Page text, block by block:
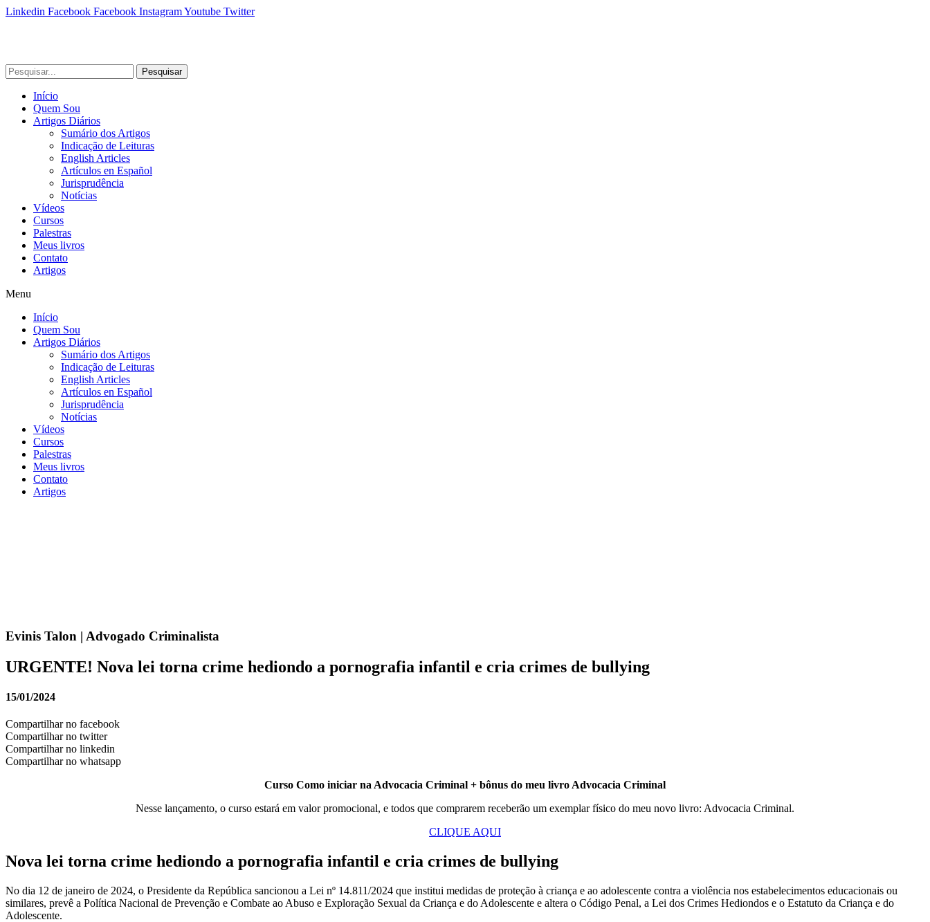
Linkedin Facebook Facebook InstagramYoutube Twitter
Pesquisar
Início
Quem Sou
Artigos Diários
Sumário dos Artigos
Indicação de Leituras
English Articles
Artículos en Español
Jurisprudência
Notícias
Vídeos
Cursos
Palestras
Meus livros
Contato
Artigos
Menu
Início
Quem Sou
Artigos Diários
Sumário dos Artigos
Indicação de Leituras
English Articles
Artículos en Español
Jurisprudência
Notícias
Vídeos
Cursos
Palestras
Meus livros
Contato
Artigos
Evinis Talon | Advogado Criminalista
URGENTE! Nova lei torna crime hediondo a pornografia infantil e cria crimes de bullying
15/01/2024
Compartilhar no facebook
Compartilhar no twitter
Compartilhar no linkedin
Compartilhar no whatsapp
Curso Como iniciar na Advocacia Criminal + bônus do meu livro Advocacia Criminal
Nesse lançamento, o curso estará em valor promocional, e todos que comprarem receberão um exemplar físico do meu novo livro: Advocacia Criminal.
CLIQUE AQUI
Nova lei torna crime hediondo a pornografia infantil e cria crimes de bullying
No dia 12 de janeiro de 2024, o Presidente da República sancionou a Lei nº 14.811/2024 que institui medidas de proteção à criança e ao adolescente contra a violência nos estabelecimentos educacionais ou
similares, prevê a Política Nacional de Prevenção e Combate ao Abuso e Exploração Sexual da Criança e do Adolescente e altera o Código Penal, a Lei dos Crimes Hediondos e o Estatuto da Criança e do
Adolescente.